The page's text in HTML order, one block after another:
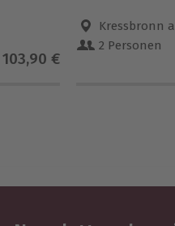
103,90 €
Kressbronn
2 Personen